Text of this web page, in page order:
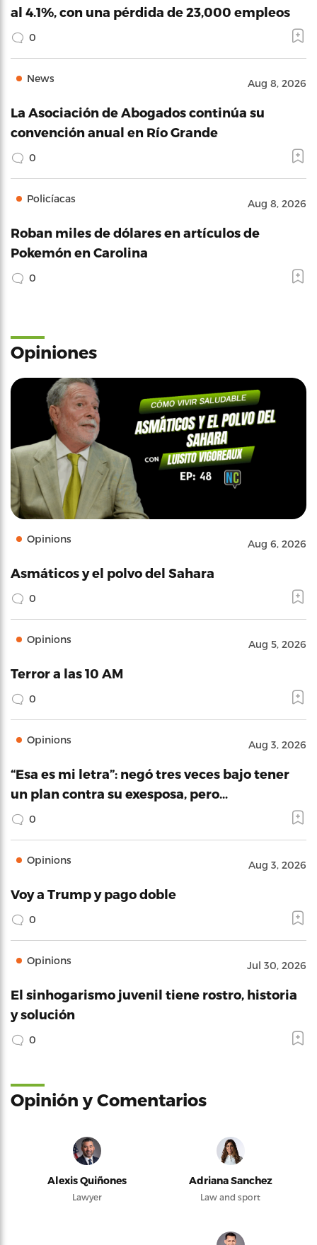
al 4.1%, con una pérdida de 23,000 empleos
0
News Aug 8, 2026
La Asociación de Abogados continúa su
convención anual en Río Grande
0
Policíacas Aug 8, 2026
Roban miles de dólares en artículos de
Pokemón en Carolina
0
Opiniones
Opinions Aug 6, 2026
Asmáticos y el polvo del Sahara
0
Opinions Aug 5, 2026
Terror a las 10 AM
0
Opinions Aug 3, 2026
“Esa es mi letra”: negó tres veces bajo tener
un plan contra su exesposa, pero…
0
Opinions Aug 3, 2026
Voy a Trump y pago doble
0
Opinions Jul 30, 2026
El sinhogarismo juvenil tiene rostro, historia
y solución
0
Opinión y Comentarios
Alexis Quiñones
Lawyer
Adriana Sanchez
Law and sport